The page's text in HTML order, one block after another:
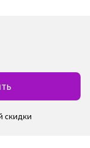
скидки